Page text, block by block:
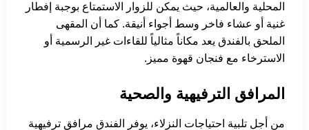
المحلية والعالمية، حيث يمكن للزوار الاستمتاع بوجبة إفطار
غنية أو عشاء فاخر وسط أجواء أنيقة. كما أن المقهى
الملحق بالفندق يعد مكاناً مثالياً للقاءات غير الرسمية أو
الاسترخاء مع فنجان قهوة مميز.
المرافق الترفيهية والصحية
من أجل تلبية احتياجات النزلاء، يوفر الفندق مرافق ترفيهية